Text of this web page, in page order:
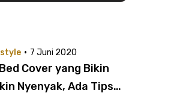
· 7 Juni 2020
Cover yang Bikin
Nyenyak, Ada Tips